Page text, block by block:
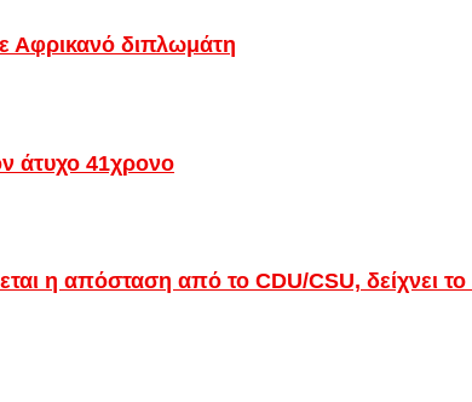
Αφρικανό διπλωμάτη
άτυχο 41χρονο
η απόσταση από το CDU/CSU, δείχνει